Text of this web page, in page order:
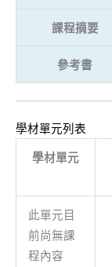
課程摘要
參考書
學材單元列表
學材單元
此單元目
前尚無課
程內容